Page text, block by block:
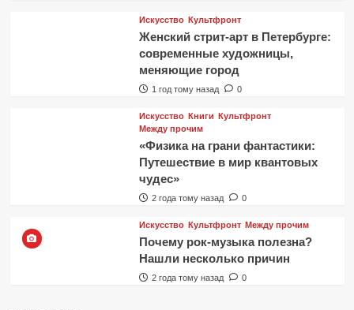
Искусство Культфронт
Женский стрит-арт в Петербурге:
современные художницы,
меняющие город
1 год тому назад 0
Искусство Книги Культфронт
Между прочим
«Физика на грани фантастики:
Путешествие в мир квантовых
чудес»
2 года тому назад 0
Искусство Культфронт Между прочим
Почему рок-музыка полезна?
Нашли несколько причин
2 года тому назад 0